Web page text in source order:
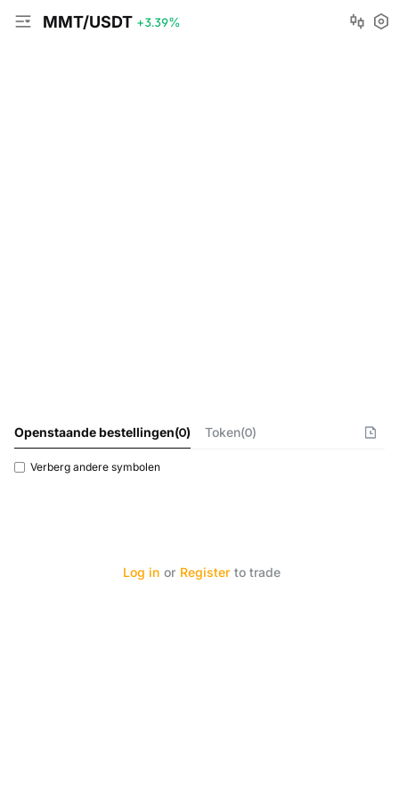
MMT/USDT +3.39%
Openstaande bestellingen(0) Token(0)
Verberg andere symbolen
Log in or Register to trade